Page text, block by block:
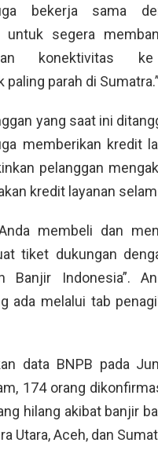
bekerja sama
untuk segera
konektivitas ke
paling parah di Sumatra.”
yang saat ini
memberikan kredit
pelanggan
kredit layanan
membeli dan
tiket dukungan
Banjir Indonesia”.
ada melalui tab
data BNPB pada
174 orang
hilang akibat banjir
Utara, Aceh, dan